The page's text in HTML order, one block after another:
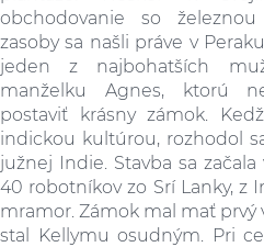
obchodovanie so
zasoby sa našli práve v
jeden z najbohatších
manželku Agnes, ktorú
postaviť krásny zámok.
indickou kultúrou, rozhodol
južnej Indie. Stavba sa
40 robotníkov zo Srí Lanky, z
mramor. Zámok mal mať prvý
stal Kellymu osudným. Pri